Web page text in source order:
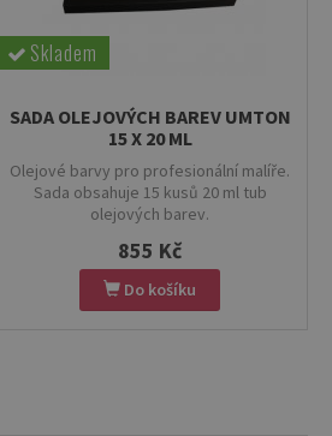
Skladem
SADA OLEJOVÝCH BAREV UMTON
15 X 20 ML
Olejové barvy pro profesionální malíře.
Sada obsahuje 15 kusů 20 ml tub
olejových barev.
855 Kč
Do košíku